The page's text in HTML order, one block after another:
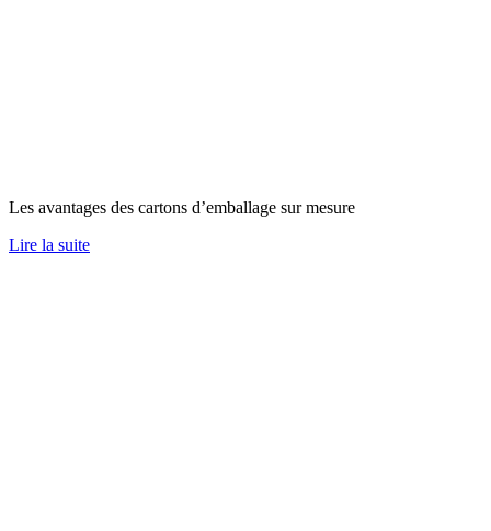
Les avantages des cartons d’emballage sur mesure
Lire la suite